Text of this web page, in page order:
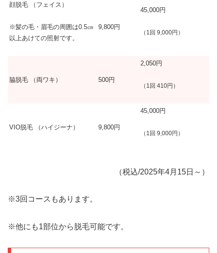
顔脱毛 （フェイス）
※髪の毛・眉毛の周囲は0.5㎝
以上あけての照射です。
9,800円
45,000円
（1回 9,000円）
脇脱毛 （両ワキ） 500円
2,050円
（1回 410円）
VIO脱毛 （ハイジーナ） 9,800円
45,000円
（1回 9,000円）
（税込/2025年4月15日～）
※3回コースもあります。
※他にも1部位から脱毛可能です。